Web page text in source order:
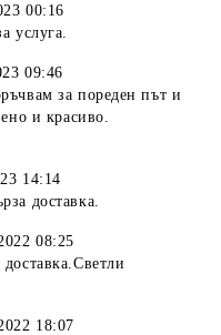
00:16
услуга.
09:46
за пореден път и
и красиво.
14:14
доставка.
08:25
18:07